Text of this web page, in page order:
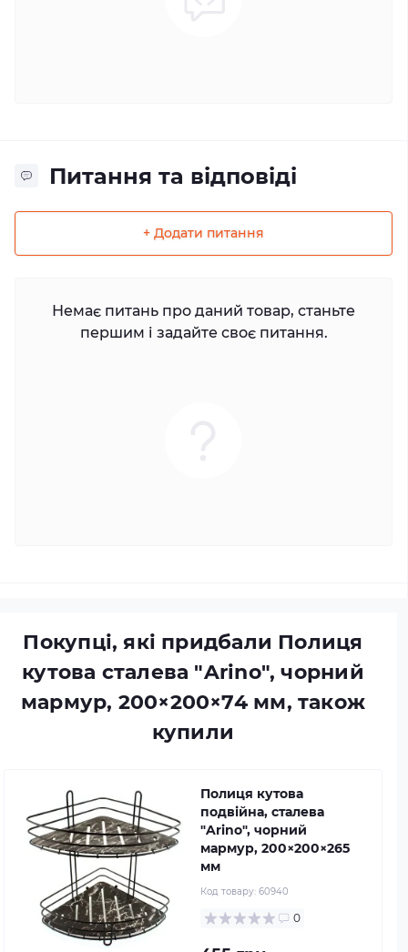
Питання та відповіді
+ Додати питання
Немає питань про даний товар, станьте
першим і задайте своє питання.
Покупці, які придбали Полиця
кутова сталева "Arino", чорний
мармур, 200×200×74 мм, також
купили
Полиця кутова
подвійна, сталева
"Arino", чорний
мармур, 200×200×265
мм
Код товару: 60940
0